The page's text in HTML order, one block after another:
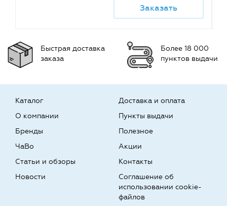
Заказать
Быстрая доставка
заказа
Более 18 000
пунктов выдачи
Каталог
О компании
Бренды
Доставка и оплата
Пункты выдачи
Полезное
ЧаВо
Статьи и обзоры
Новости
Акции
Контакты
Соглашение об
использовании cookie-
файлов